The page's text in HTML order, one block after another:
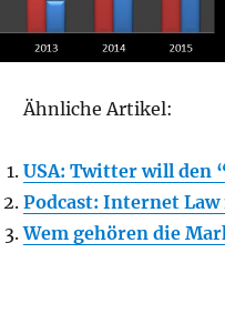
Ähnliche Artikel:
USA: Twitter will den
Podcast: Internet
Wem gehören die